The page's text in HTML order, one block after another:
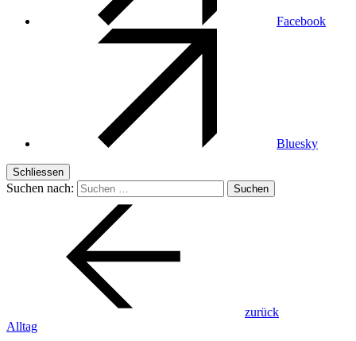
Facebook
Bluesky
Schliessen
Suchen nach:
zurück
Alltag